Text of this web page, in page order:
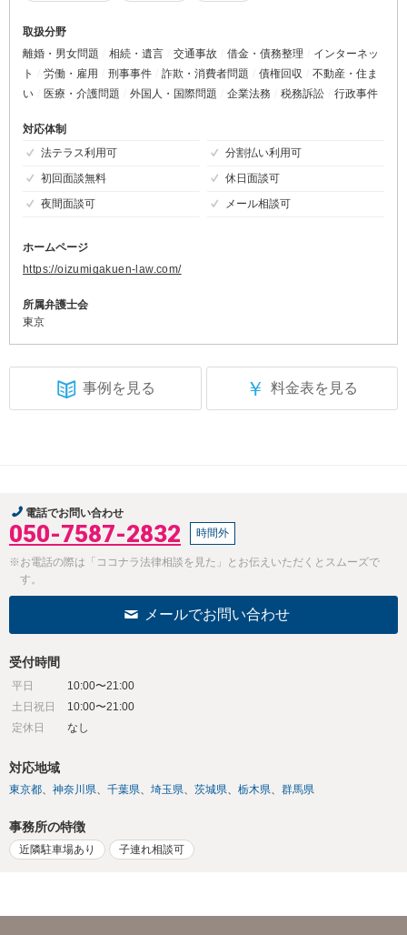
取扱分野
離婚・男女問題
相続・遺言 交通事故 借金・債務整理
インターネッ
ト
労働・雇用 刑事事件 詐欺・消費者問題 債権回収
不動産・住ま
い
医療・介護問題 外国人・国際問題 企業法務 税務訴訟 行政事件
対応体制
法テラス利用可
分割払い利用可
初回面談無料
休日面談可
夜間面談可
メール相談可
ホームページ
https://oizumigakuen-law.com/
所属弁護士会
東京
事例を見る ￥ 料金表を見る
電話でお問い合わせ
050-7587-2832 時間外
※お電話の際は「ココナラ法律相談を見た」とお伝えいただくとスムーズで
す。
メールでお問い合わせ
受付時間
平日
10:00〜21:00
土日祝日
10:00〜21:00
定休日
なし
対応地域
東京都 神奈川県 千葉県 埼玉県 茨城県 栃木県 群馬県
事務所の特徴
近隣駐車場あり 子連れ相談可